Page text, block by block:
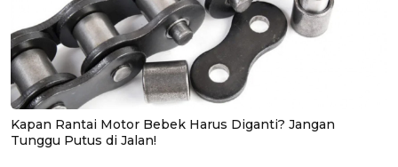
Kapan Rantai Motor Bebek Harus Diganti? Jangan
Tunggu Putus di Jalan!